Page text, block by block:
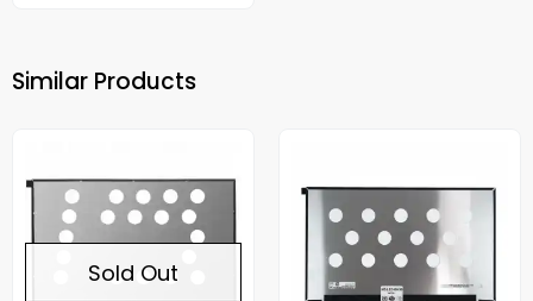
Similar Products
Sold Out